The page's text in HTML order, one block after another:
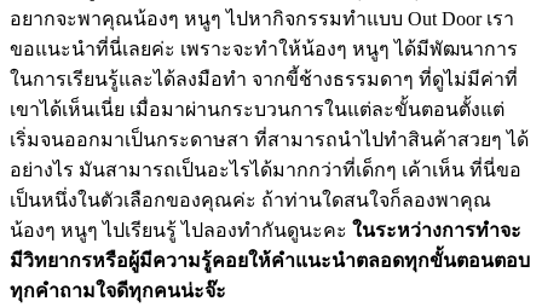
อยากจะพาคุณน้องๆ หนูๆ ไปหากิจกรรมทำแบบ Out Door เรา
ขอแนะนำที่นี่เลยค่ะ เพราะจะทำให้น้องๆ หนูๆ ได้มีพัฒนาการ
ในการเรียนรู้และได้ลงมือทำ จากขี้ช้างธรรมดาๆ ที่ดูไม่มีค่าที่
เขาได้เห็นเนี่ย เมื่อมาผ่านกระบวนการในแต่ละขั้นตอนตั้งแต่
เริ่มจนออกมาเป็นกระดาษสา ที่สามารถนำไปทำสินค้าสวยๆ ได้
อย่างไร มันสามารถเป็นอะไรได้มากกว่าที่เด็กๆ เค้าเห็น ที่นี่ขอ
เป็นหนึ่งในตัวเลือกของคุณค่ะ ถ้าท่านใดสนใจก็ลองพาคุณ
น้องๆ หนูๆ ไปเรียนรู้ ไปลองทำกันดูนะคะ ในระหว่างการทำจะ
มีวิทยากรหรือผู้มีความรู้คอยให้คำแนะนำตลอดทุกขั้นตอนตอบ
ทุกคำถามใจดีทุกคนน่ะจ๊ะ